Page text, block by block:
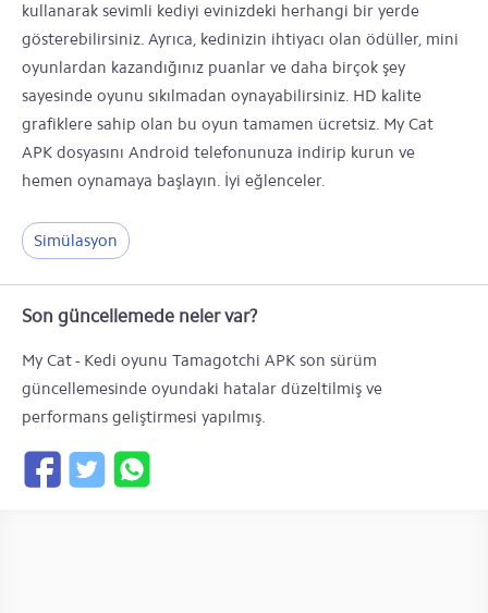
kullanarak sevimli kediyi evinizdeki herhangi bir yerde
gösterebilirsiniz. Ayrıca, kedinizin ihtiyacı olan ödüller, mini
oyunlardan kazandığınız puanlar ve daha birçok şey
sayesinde oyunu sıkılmadan oynayabilirsiniz. HD kalite
grafiklere sahip olan bu oyun tamamen ücretsiz. My Cat
APK dosyasını Android telefonunuza indirip kurun ve
hemen oynamaya başlayın. İyi eğlenceler.
Simülasyon
Son güncellemede neler var?
My Cat - Kedi oyunu Tamagotchi APK son sürüm
güncellemesinde oyundaki hatalar düzeltilmiş ve
performans geliştirmesi yapılmış.